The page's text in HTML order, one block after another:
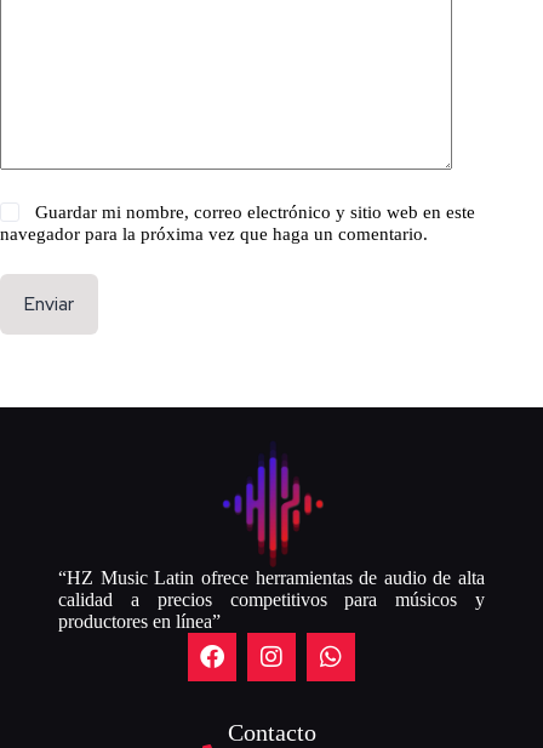
Guardar mi nombre, correo electrónico y sitio web en este
navegador para la próxima vez que haga un comentario.
Enviar
“HZ Music Latin ofrece herramientas de audio de alta
calidad a precios competitivos para músicos y
productores en línea”
Contacto